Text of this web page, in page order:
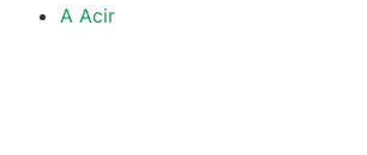
A Acir